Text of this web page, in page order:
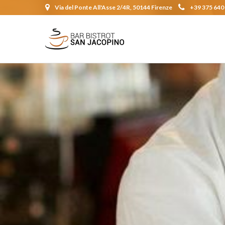
Via del Ponte All'Asse 2/4R, 50144 Firenze +39 375